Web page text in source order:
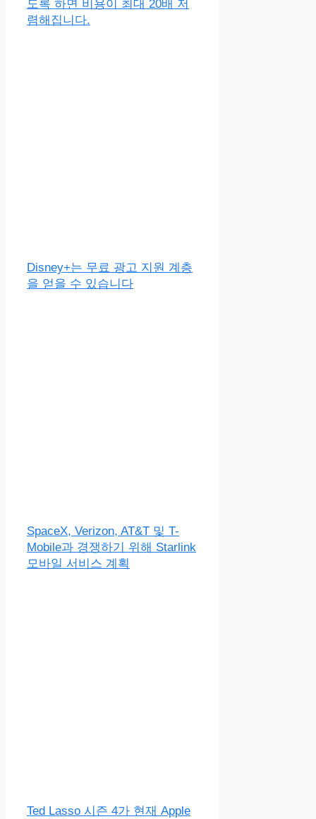
도록 하면 비용이 최대 20배 저
렴해집니다.
Disney+는 무료 광고 지원 계층
을 얻을 수 있습니다
SpaceX, Verizon, AT&T 및 T-
Mobile과 경쟁하기 위해 Starlink
모바일 서비스 계획
Ted Lasso 시즌 4가 현재 Apple